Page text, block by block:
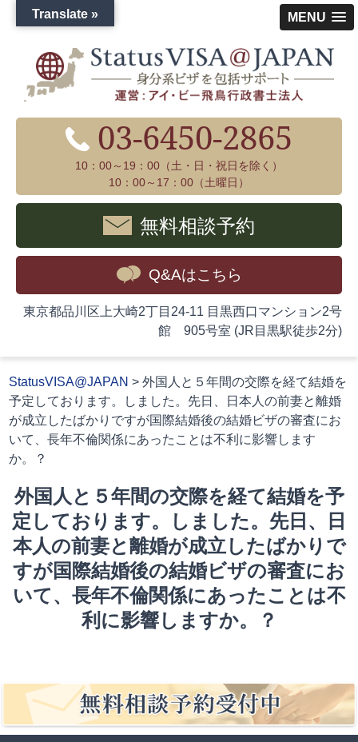
MENU
03-6450-2865
10：00～19：00（土・日・祝日を除く）
10：00～17：00（土曜日）
無料相談予約
Q&Aはこちら
東京都品川区上大崎2丁目24-11 目黒西口マンション2号
館 905号室 (JR目黒駅徒歩2分)
StatusVISA@JAPAN >外国人と５年間の交際を経て結婚を
予定しております。しました。先日、日本人の前妻と離婚
が成立したばかりですが国際結婚後の結婚ビザの審査にお
いて、長年不倫関係にあったことは不利に影響します
か。？
外国人と５年間の交際を経て結婚を予
定しております。しました。先日、日
本人の前妻と離婚が成立したばかりで
すが国際結婚後の結婚ビザの審査にお
いて、長年不倫関係にあったことは不
利に影響しますか。？
Translate »